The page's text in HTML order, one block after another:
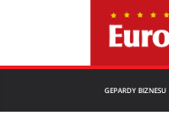
GEPARDY BIZNESU